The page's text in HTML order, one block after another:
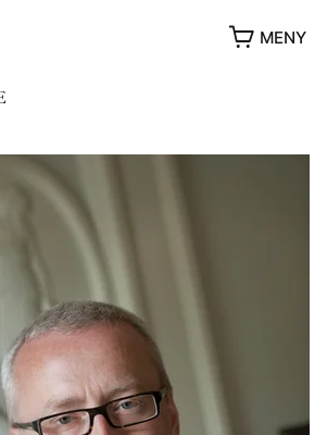
MENY
YUKIKO OCH PATRIK MÖTER
UTMÄRKELSER